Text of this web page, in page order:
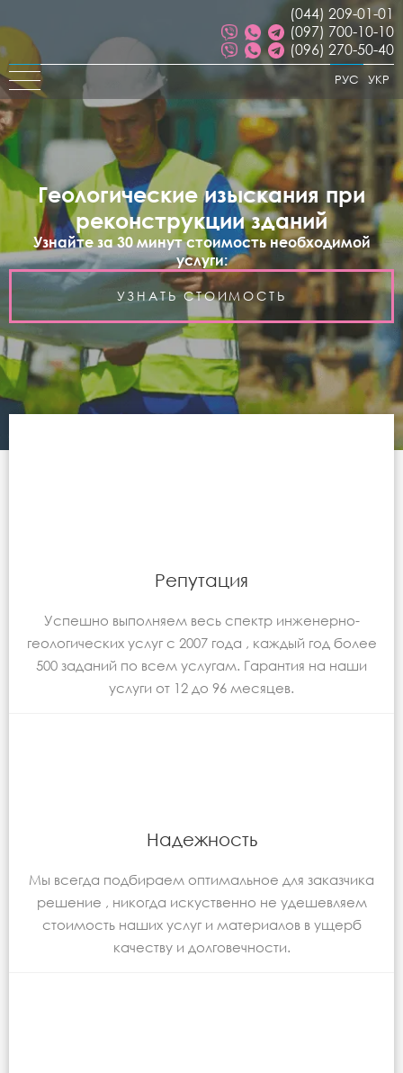
(044) 209-01-01
(097) 700-10-10
(096) 270-50-40
УКР
РУС
Геологические изыскания при
реконструкции зданий
Узнайте за 30 минут стоимость необходимой
услуги:
УЗНАТЬ СТОИМОСТЬ
Репутация
Успешно выполняем весь спектр инженерно-
геологических услуг с 2007 года , каждый год более
500 заданий по всем услугам. Гарантия на наши
услуги от 12 до 96 месяцев.
Надежность
Мы всегда подбираем оптимальное для заказчика
решение , никогда искуственно не удешевляем
стоимость наших услуг и материалов в ущерб
качеству и долговечности.